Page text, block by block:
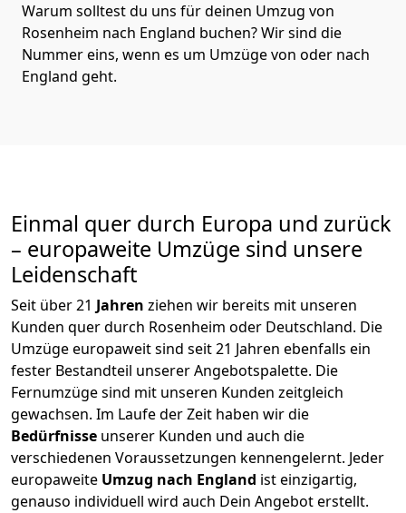
Warum solltest du uns für deinen Umzug von
Rosenheim nach England buchen? Wir sind die
Nummer eins, wenn es um Umzüge von oder nach
England geht.
Einmal quer durch Europa und zurück
– europaweite Umzüge sind unsere
Leidenschaft
Seit über21 Jahren ziehen wir bereits mit unseren
Kunden quer durch Rosenheim oder Deutschland. Die
Umzüge europaweit sind seit21 Jahren ebenfalls ein
fester Bestandteil unserer Angebotspalette. Die
Fernumzüge sind mit unseren Kunden zeitgleich
gewachsen. Im Laufe der Zeit haben wir die
Bedürfnisse unserer Kunden und auch die
verschiedenen Voraussetzungen kennengelernt. Jeder
europaweite Umzug nach England ist einzigartig,
genauso individuell wird auch Dein Angebot erstellt.